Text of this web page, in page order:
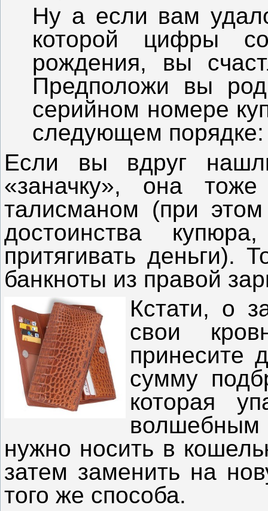
Ну а если вам
которой цифры
рождения, вы
Предположи вы
серийном номере
следующем
Если вы вдруг
«заначку», она
талисманом (при
достоинства
притягивать деньги).
банкноты из правой
Кстати, о
свои
принесите
сумму
которая
нужно носить в
затем заменить на
того же способа.